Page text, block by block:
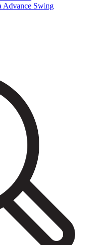
Advance Swing